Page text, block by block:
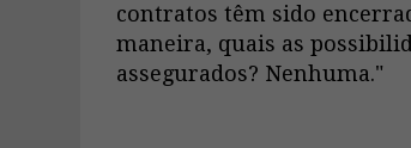
contratos têm sido
maneira, quais as
assegurados? Nenhuma."